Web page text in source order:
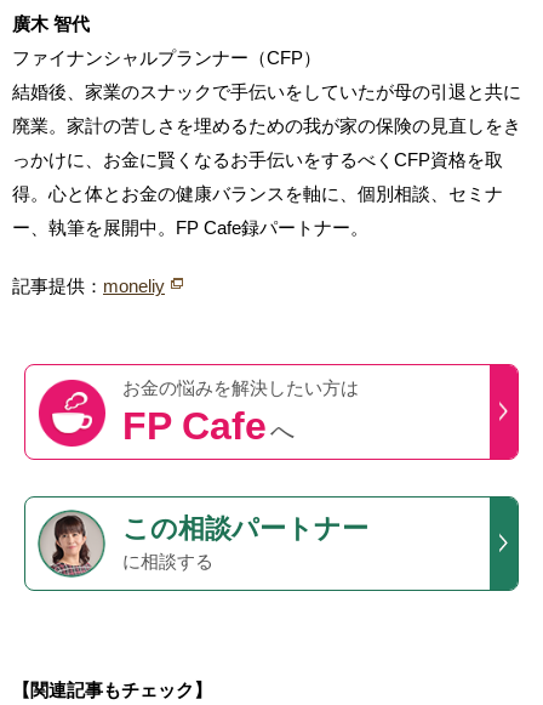
廣木 智代
ファイナンシャルプランナー（CFP）
結婚後、家業のスナックで手伝いをしていたが母の引退と共に
廃業。家計の苦しさを埋めるための我が家の保険の見直しをき
っかけに、お金に賢くなるお手伝いをするべくCFP資格を取
得。心と体とお金の健康バランスを軸に、個別相談、セミナ
ー、執筆を展開中。FP Cafe録パートナー。
記事提供： moneliy
お金の悩みを解決したい方は
FP Cafeへ
この相談パートナー
に相談する
【関連記事もチェック】